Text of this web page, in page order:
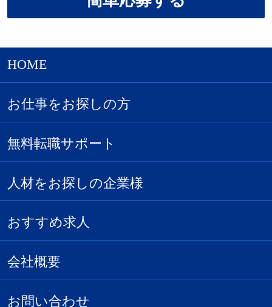
HOME
お仕事をお探しの方
無料転職サポート
人材をお探しの企業様
おすすめ求人
会社概要
お問い合わせ